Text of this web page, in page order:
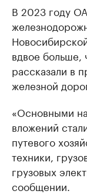
В 2023 году
вдвое
рассказали в
железной
«Основными
вложений
путевого
техники,
грузовых
сообщении.